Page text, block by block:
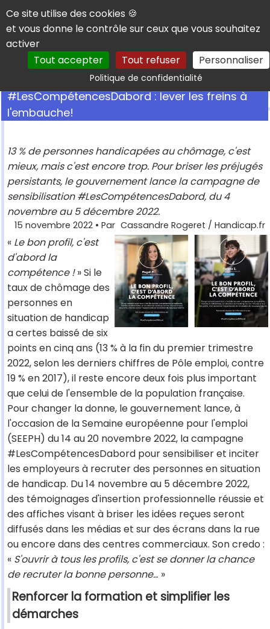
Panneau de gestion des cookies
Ce site utilise des cookies 🍪
et vous donne le contrôle sur ceux que vous souhaitez
activer
Tout accepter
Tout refuser Personnaliser
Politique de confidentialitéRechercher
#LesCompétencesDabord : lever les freins à
l'embauche!
13 % de personnes handicapées au chômage, c'est
mieux, mais c'est encore trop. Pour briser les préjugés
persistants, le gouvernement lance la campagne de
sensibilisation #LesCompétencesDabord, du 4
novembre au 5 décembre 2022.
15 novembre 2022 • Par Cassandre Rogeret / Handicap.fr
« Le bon profil, c'est
d'abord la
compétence !» Si le
taux de chômage des
personnes en
situation de handicap
a certes baissé de six
points en cinq ans (13 % à la fin du premier trimestre
2022, selon les derniers chiffres de Pôle emploi, contre
19 % en 2017), il reste encore deux fois plus important
que celui de l'ensemble de la population française.
Pour changer la donne, le gouvernement lance, à
l'occasion de la Semaine européenne pour l'emploi
(SEEPH) du 14 au 20 novembre 2022, la campagne
#LesCompétencesDabord pour sensibiliser et inciter
les employeurs à recruter des personnes en situation
de handicap. Du 14 novembre au 5 décembre 2022,
des témoignages d'insertion professionnelle réussie et
des affiches visant à briser les idées reçues seront
diffusés dans les médias et sur des écrans dans la rue
ou encore dans des centres commerciaux. Son credo :
« S'ouvrir à tous les profils, c'est se donner la chance
de recruter la bonne personne... »
Renforcer la formation et simplifier les
démarches